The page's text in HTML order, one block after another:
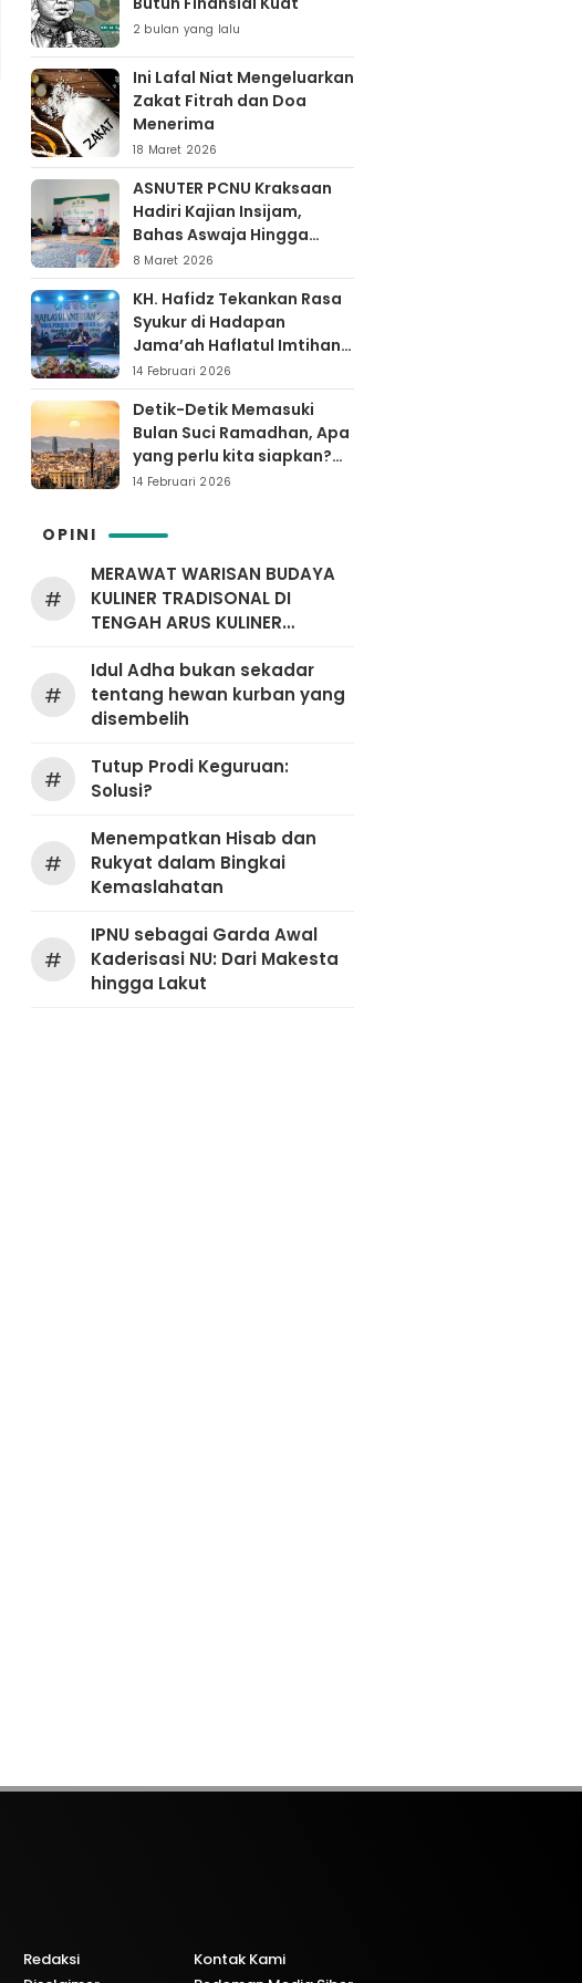
2 bulan yang lalu
Ini Lafal Niat Mengeluarkan
Zakat Fitrah dan Doa
Menerima
18 Maret 2026
ASNUTER PCNU Kraksaan
Hadiri Kajian Insijam,
Bahas Aswaja Hingga
Dinamika Timur Tengah
8 Maret 2026
KH. Hafidz Tekankan Rasa
Syukur di Hadapan
Jama’ah Haflatul Imtihan
Arrozaq Bucor
Probolinggo
14 Februari 2026
Detik-Detik Memasuki
Bulan Suci Ramadhan, Apa
yang perlu kita siapkan?
Yuk simak…
14 Februari 2026
OPINI
#
MERAWAT WARISAN BUDAYA
KULINER TRADISONAL DI
TENGAH ARUS KULINER
#
Idul Adha bukan sekadar
tentang hewan kurban yang
disembelih
#
Tutup Prodi Keguruan:
Solusi?
#
Menempatkan Hisab dan
Rukyat dalam Bingkai
Kemaslahatan
#
IPNU sebagai Garda Awal
Kaderisasi NU: Dari Makesta
hingga Lakut
Redaksi
Kontak Kami